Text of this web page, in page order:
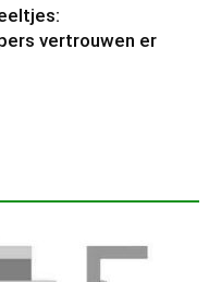
vertrouwen er